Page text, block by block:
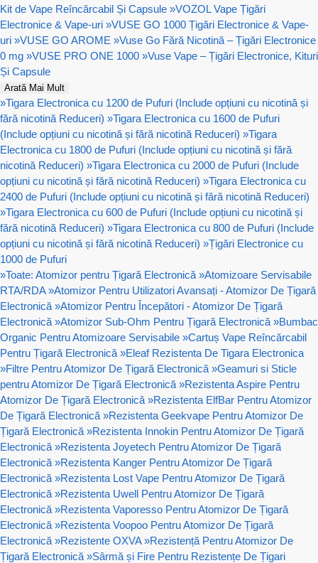
Kit de Vape Reîncărcabil Și Capsule »VOZOL Vape Țigări
Electronice & Vape-uri »VUSE GO 1000 Țigări Electronice & Vape-
uri »VUSE GO AROME »Vuse Go Fără Nicotină – Țigări Electronice
0 mg »VUSE PRO ONE 1000 »Vuse Vape – Țigări Electronice, Kituri
Și Capsule
Arată Mai Mult
»Tigara Electronica cu 1200 de Pufuri (Include opțiuni cu nicotină și
fără nicotină Reduceri) »Tigara Electronica cu 1600 de Pufuri
(Include opțiuni cu nicotină și fără nicotină Reduceri) »Tigara
Electronica cu 1800 de Pufuri (Include opțiuni cu nicotină și fără
nicotină Reduceri) »Tigara Electronica cu 2000 de Pufuri (Include
opțiuni cu nicotină și fără nicotină Reduceri) »Tigara Electronica cu
2400 de Pufuri (Include opțiuni cu nicotină și fără nicotină Reduceri)
»Tigara Electronica cu 600 de Pufuri (Include opțiuni cu nicotină și
fără nicotină Reduceri) »Tigara Electronica cu 800 de Pufuri (Include
opțiuni cu nicotină și fără nicotină Reduceri) »Țigări Electronice cu
1000 de Pufuri
»Toate: Atomizor pentru Țigară Electronică »Atomizoare Servisabile
RTA/RDA »Atomizor Pentru Utilizatori Avansați - Atomizor De Țigară
Electronică »Atomizor Pentru Începători - Atomizor De Țigară
Electronică »Atomizor Sub-Ohm Pentru Țigară Electronică »Bumbac
Organic Pentru Atomizoare Servisabile »Cartuș Vape Reîncărcabil
Pentru Țigară Electronică »Eleaf Rezistenta De Tigara Electronica
»Filtre Pentru Atomizor De Țigară Electronică »Geamuri si Sticle
pentru Atomizor De Țigară Electronică »Rezistenta Aspire Pentru
Atomizor De Țigară Electronică »Rezistenta ElfBar Pentru Atomizor
De Țigară Electronică »Rezistenta Geekvape Pentru Atomizor De
Țigară Electronică »Rezistenta Innokin Pentru Atomizor De Țigară
Electronică »Rezistenta Joyetech Pentru Atomizor De Țigară
Electronică »Rezistenta Kanger Pentru Atomizor De Țigară
Electronică »Rezistenta Lost Vape Pentru Atomizor De Țigară
Electronică »Rezistenta Uwell Pentru Atomizor De Țigară
Electronică »Rezistenta Vaporesso Pentru Atomizor De Țigară
Electronică »Rezistenta Voopoo Pentru Atomizor De Țigară
Electronică »Rezistente OXVA »Rezistență Pentru Atomizor De
Țigară Electronică »Sârmă și Fire Pentru Rezistențe De Țigari